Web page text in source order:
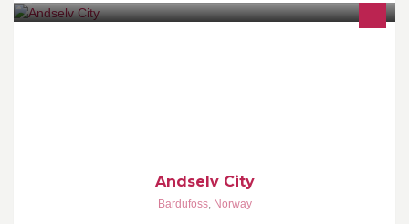
Andselv City
Bardufoss, Norway